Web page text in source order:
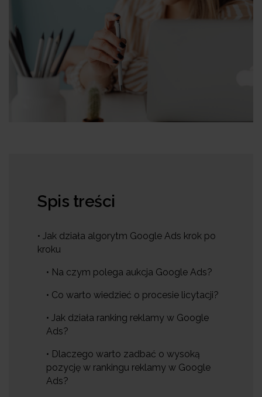
Spis treści
• Jak działa algorytm Google Ads krok po
kroku
• Na czym polega aukcja Google Ads?
• Co warto wiedzieć o procesie licytacji?
• Jak działa ranking reklamy w Google
Ads?
• Dlaczego warto zadbać o wysoką
pozycję w rankingu reklamy w Google
Ads?